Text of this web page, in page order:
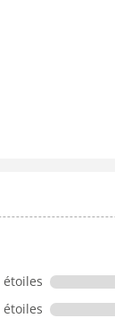
étoiles
étoiles